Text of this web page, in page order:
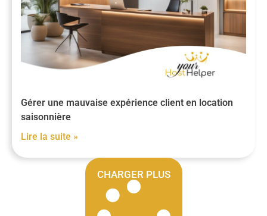
Gérer une mauvaise expérience client en location
saisonnière
Lire la suite »
CHARGER PLUS